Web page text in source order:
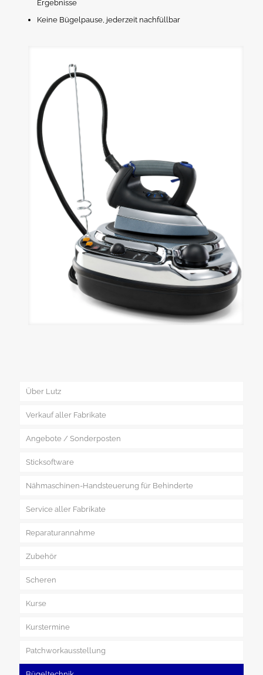
Ergebnisse
Keine Bügelpause, jederzeit nachfüllbar
Über Lutz
Verkauf aller Fabrikate
Nähmaschinen
Quiltmaschinen
Overlock
Coverlock
Stickmaschinen
Mehrnadel-Stickmaschine
Industriemaschinen
Filzmaschinen
Angebote / Sonderposten
Sticksoftware
Nähmaschinen-Handsteuerung für Behinderte
Handsteuerung Erfahrungsberichte
Handsteuerung Presseberichte
Service aller Fabrikate
Reparaturannahme
Zubehör
Scheren
Kurse
Kurstermine
Patchworkausstellung